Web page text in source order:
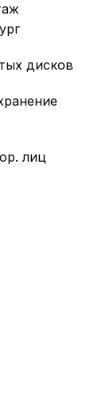
дисков
лиц